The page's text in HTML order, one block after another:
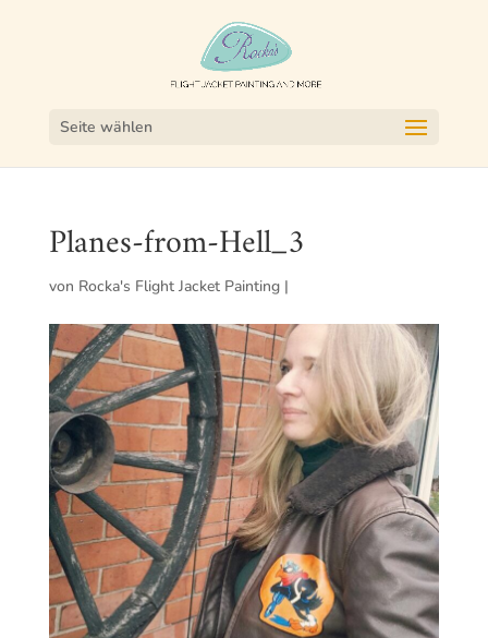
Seite wählen
Planes-from-Hell_3
von Rocka's Flight Jacket Painting|